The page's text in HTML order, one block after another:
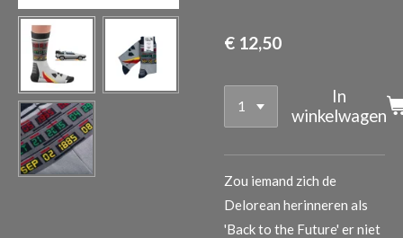
€ 12,50
In
winkelwagen
Zou iemand zich de
Delorean herinneren als
'Back to the Future' er niet